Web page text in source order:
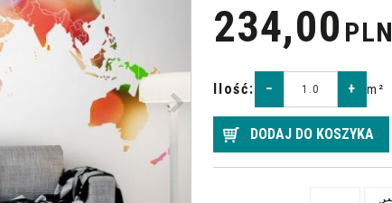
234,00 PLN
Ilość: − + m²
DODAJ DO KOSZYKA